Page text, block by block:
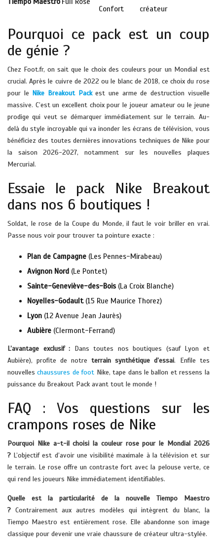
Confort
créateur
Pourquoi ce pack est un coup
de génie ?
Chez Foot.fr, on sait que le choix des couleurs pour un Mondial est
crucial. Après le cuivre de 2022 ou le blanc de 2018, ce choix du rose
pour le Nike Breakout Packest une arme de destruction visuelle
massive. C’est un excellent choix pour le joueur amateur ou le jeune
prodige qui veut se démarquer immédiatement sur le terrain. Au-
delà du style incroyable qui va inonder les écrans de télévision, vous
bénéficiez des toutes dernières innovations techniques de Nike pour
la saison 2026-2027, notamment sur les nouvelles plaques
Mercurial.
Essaie le pack Nike Breakout
dans nos 6 boutiques !
Soldat, le rose de la Coupe du Monde, il faut le voir briller en vrai.
Passe nous voir pour trouver ta pointure exacte :
Plan de Campagne (Les Pennes-Mirabeau)
Avignon Nord (Le Pontet)
Sainte-Geneviève-des-Bois (La Croix Blanche)
Noyelles-Godault(15 Rue Maurice Thorez)
Lyon (12 Avenue Jean Jaurès)
Aubière (Clermont-Ferrand)
L’avantage exclusif : Dans toutes nos boutiques (sauf Lyon et
Aubière), profite de notreterrain synthétique d’essai. Enfile tes
nouvelleschaussures de foot Nike, tape dans le ballon et ressens la
puissance du Breakout Pack avant tout le monde !
FAQ : Vos questions sur les
crampons roses de Nike
Pourquoi Nike a-t-il choisi la couleur rose pour le Mondial 2026
? L’objectif est d’avoir une visibilité maximale à la télévision et sur
le terrain. Le rose offre un contraste fort avec la pelouse verte, ce
qui rend les joueurs Nike immédiatement identifiables.
Quelle est la particularité de la nouvelle Tiempo Maestro
? Contrairement aux autres modèles qui intègrent du blanc, la
Tiempo Maestro est entièrement rose. Elle abandonne son image
classique pour devenir une vraie chaussure de créateur ultra-stylée.